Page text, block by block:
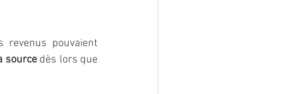
revenus pouvaient
source dès lors que